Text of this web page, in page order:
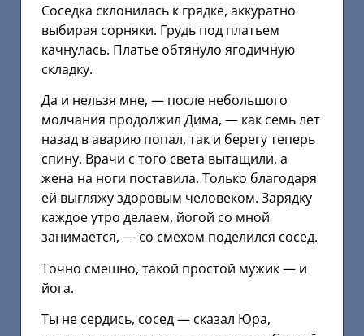
Соседка склонилась к грядке, аккуратно
выбирая сорняки. Грудь под платьем
качнулась. Платье обтянуло ягодичную
складку.
Да и нельзя мне, — после небольшого
молчания продолжил Дима, — как семь лет
назад в аварию попал, так и берегу теперь
спину. Врачи с того света вытащили, а
жена на ноги поставила. Только благодаря
ей выгляжу здоровым человеком. Зарядку
каждое утро делаем, йогой со мной
занимается, — со смехом поделился сосед.
Точно смешно, такой простой мужик — и
йога.
Ты не сердись, сосед — сказал Юра,